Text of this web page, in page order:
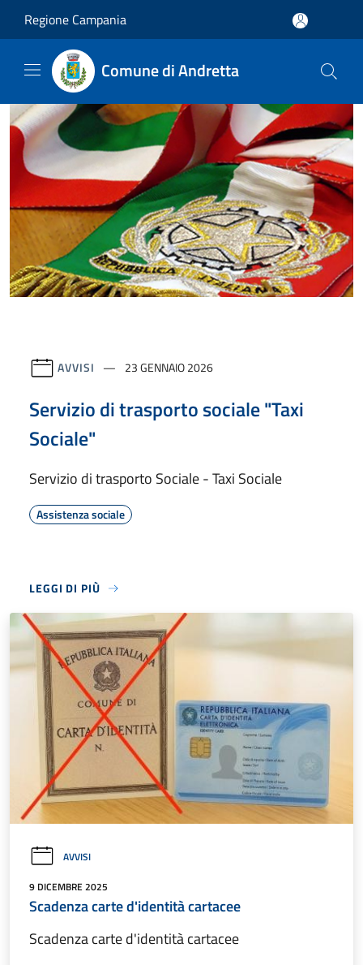
Regione Campania
Comune di Andretta
AVVISI 23 GENNAIO 2026
Servizio di trasporto sociale "Taxi
Sociale"
Servizio di trasporto Sociale - Taxi Sociale
Assistenza sociale
LEGGI DI PIÙ
AVVISI
9 DICEMBRE 2025
Scadenza carte d'identità cartacee
Scadenza carte d'identità cartacee